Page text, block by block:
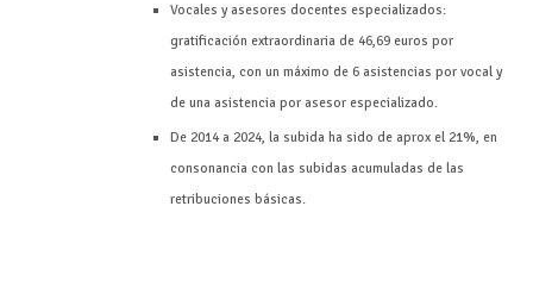
Vocales y asesores docentes especializados:
gratificación extraordinaria de 46,69 euros por
asistencia, con un máximo de 6 asistencias por vocal y
de una asistencia por asesor especializado.
De 2014 a 2024, la subida ha sido de aprox el 21%, en
consonancia con las subidas acumuladas de las
retribuciones básicas.